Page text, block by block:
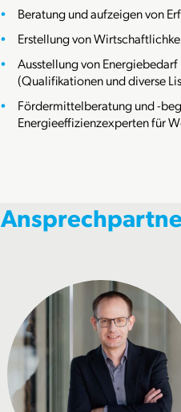
Beratung und aufzeigen von
Erstellung von
Ausstellung von
(Qualifikationen und diverse
Fördermittelberatung und -
Energieeffizienzexperten für